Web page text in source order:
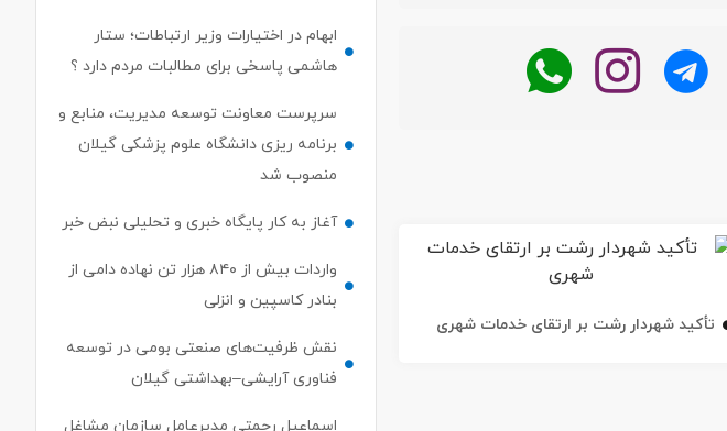
تأکید شهردار رشت بر ارتقای خدمات شهری
ابهام در اختیارات وزیر ارتباطات؛ ستار
هاشمی پاسخی برای مطالبات مردم دارد ؟
سرپرست معاونت توسعه مدیریت، منابع و
برنامه ریزی دانشگاه علوم پزشکی گیلان
منصوب شد
آغاز به کار پایگاه خبری و تحلیلی نبض خبر
واردات بیش از ۸۴۰ هزار تن نهاده دامی از
بنادر كاسپین و انزلی
نقش ظرفیت‌های صنعتی بومی در توسعه
فناوری آرایشی–بهداشتی گیلان
اسماعیل رحمتی مدیرعامل سازمان مشاغل